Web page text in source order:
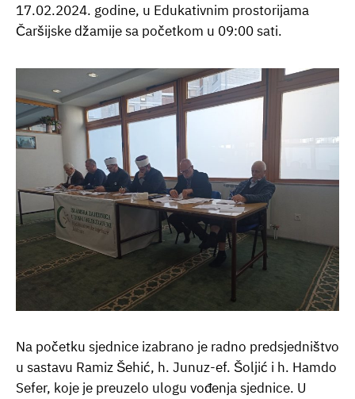
17.02.2024. godine, u Edukativnim prostorijama
Čaršijske džamije sa početkom u 09:00 sati.
Na početku sjednice izabrano je radno predsjedništvo
u sastavu Ramiz Šehić, h. Junuz-ef. Šoljić i h. Hamdo
Sefer, koje je preuzelo ulogu vođenja sjednice. U